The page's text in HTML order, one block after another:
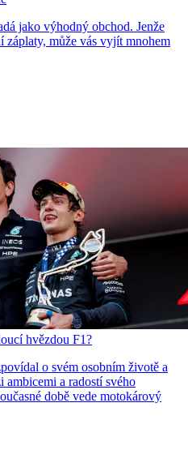
jako výhodný obchod. Jenže
záplaty, může vás vyjít mnohem
hvězdou F1?
o svém osobním životě a
ambicemi a radostí svého
době vede motokárový